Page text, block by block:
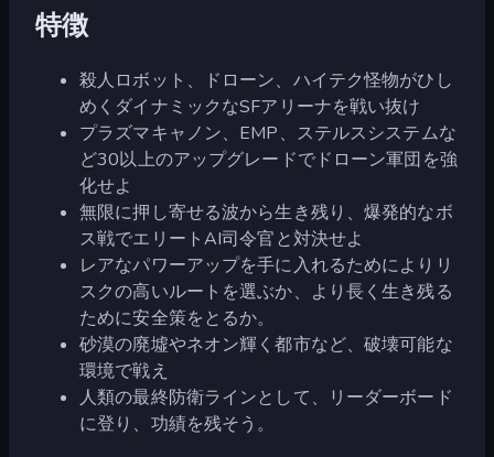
特徴
殺人ロボット、ドローン、ハイテク怪物がひし
めくダイナミックなSFアリーナを戦い抜け
プラズマキャノン、EMP、ステルスシステムな
ど30以上のアップグレードでドローン軍団を強
化せよ
無限に押し寄せる波から生き残り、爆発的なボ
ス戦でエリートAI司令官と対決せよ
レアなパワーアップを手に入れるためによりリ
スクの高いルートを選ぶか、より長く生き残る
ために安全策をとるか。
砂漠の廃墟やネオン輝く都市など、破壊可能な
環境で戦え
人類の最終防衛ラインとして、リーダーボード
に登り、功績を残そう。